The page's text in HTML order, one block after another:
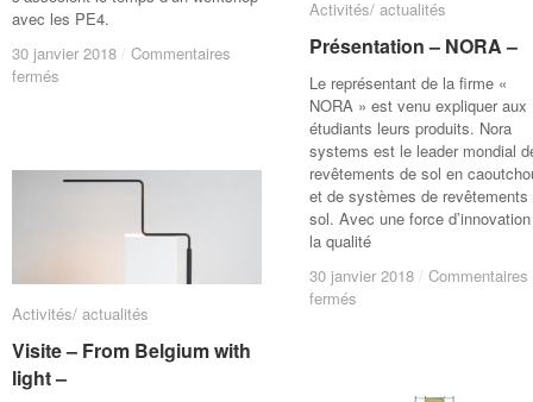
avec les PE4.
30 janvier 2018 / Commentaires
fermés
de
l’image
30 janvier 2018 / Commentaires
fermés
de
l’image
Activités/ actualités
Présentation – NORA –
Le représentant de la firme «
NORA » est venu expliquer aux
étudiants leurs produits. Nora
systems est le leader mondial
revêtements de sol en
et de systèmes de revêtements
sol. Avec une force
la qualité
30 janvier 2018 / Commentaires
fermés
Activités/ actualités
Présentation – NORA –
30 janvier 2018 / Commentaires
fermés
Activités/ actualités
Visite – From Belgium with
light –
Activités/ actualités
Visite – From Belgium with
light –